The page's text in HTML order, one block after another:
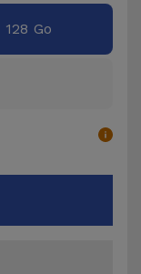
128 Go